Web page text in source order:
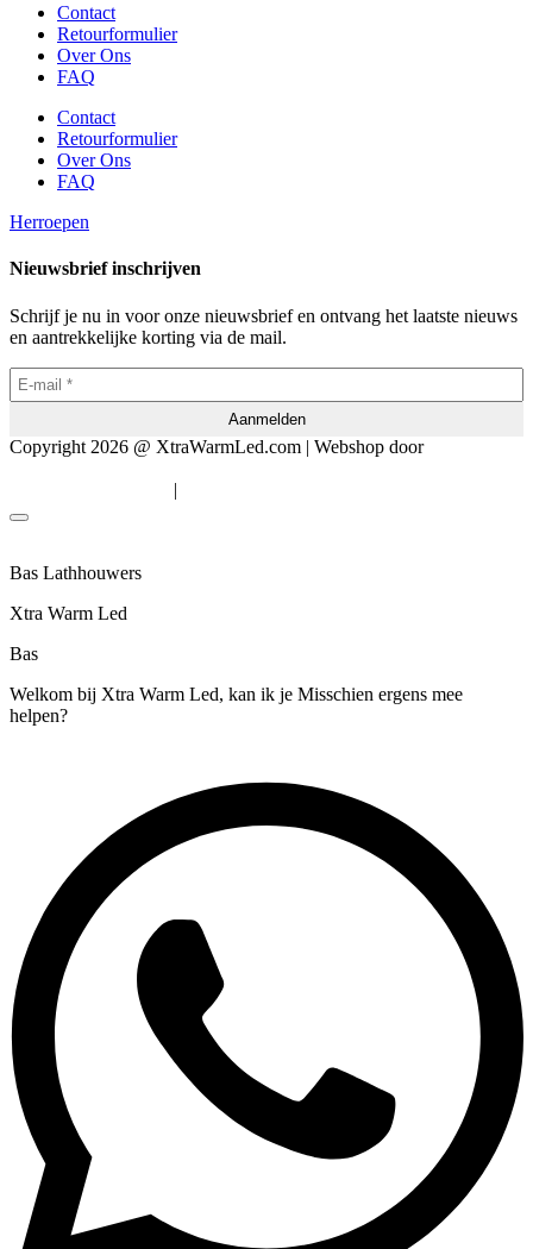
Contact
Retourformulier
Over Ons
FAQ
Contact
Retourformulier
Over Ons
FAQ
Herroepen
Nieuwsbrief inschrijven
Schrijf je nu in voor onze nieuwsbrief en ontvang het laatste nieuws
en aantrekkelijke korting via de mail.
Copyright 2026 @ XtraWarmLed.com | Webshop door
|
Bas Lathhouwers
Xtra Warm Led
Bas
Welkom bij Xtra Warm Led, kan ik je Misschien ergens mee
helpen?